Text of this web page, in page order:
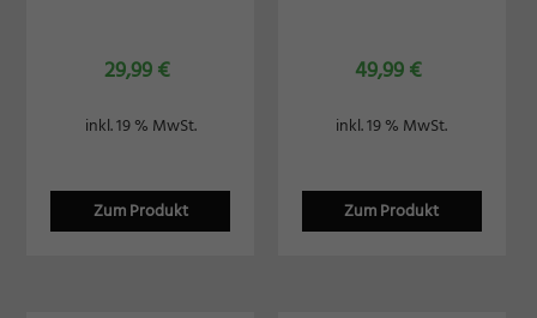
29,99 €
Zum Produkt
inkl. 19 % MwSt.
49,99 €
Zum Produkt
inkl. 19 % MwSt.